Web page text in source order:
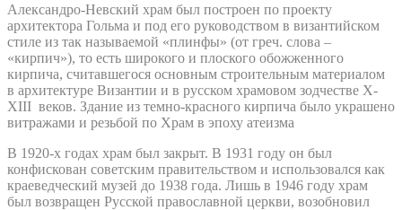
Александро-Невский храм был построен по проекту
архитектора Гольма и под его руководством в византийском
стиле из так называемой «плинфы» (от греч. слова –
«кирпич»), то есть широкого и плоского обожженного
кирпича, считавшегося основным строительным материалом
в архитектуре Византии и в русском храмовом зодчестве X-
XIII веков. Здание из темно-красного кирпича было украшено
витражами и резьбой по Храм в эпоху атеизма
В 1920-х годах храм был закрыт. В 1931 году он был
конфискован советским правительством и использовался как
краеведческий музей до 1938 года. Лишь в 1946 году храм
был возвращен Русской православной церкви, возобновил